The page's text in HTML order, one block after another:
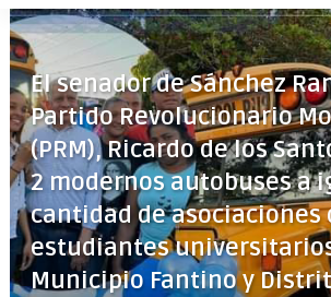
El senador de Sánchez
Partido Revolucionario
(PRM), Ricardo de los
2 modernos autobuses a
cantidad de asociaciones
estudiantes
Municipio Fantino y